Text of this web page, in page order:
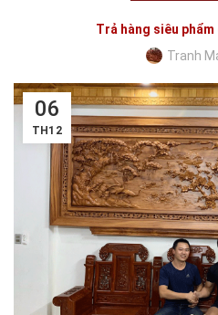
Trả hàng siêu phẩm
Tranh
06
TH12